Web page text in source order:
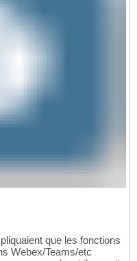
que les fonctions
Webex/Teams/etc